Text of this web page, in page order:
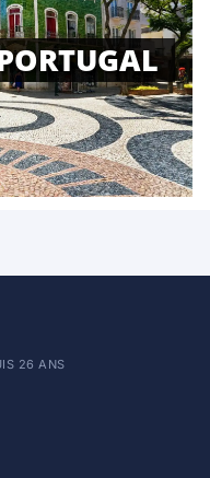
26 ANS